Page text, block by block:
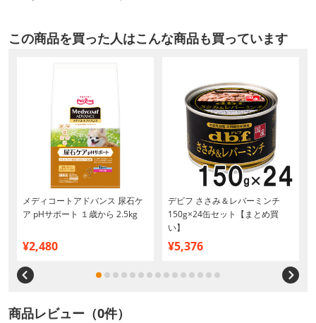
この商品を買った人はこんな商品も買っています
メディコートアドバンス 尿石ケ
ア pHサポート １歳から 2.5kg
¥2,480
デビフ ささみ＆レバーミンチ
150g×24缶セット【まとめ買
い】
¥5,376
商品レビュー（0件）